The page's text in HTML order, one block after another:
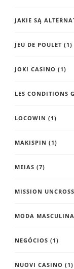
JAKIE SĄ
JEU DE POULET (1)
JOKI CASINO (1)
LES CONDITIONS
LOCOWIN (1)
MAKISPIN (1)
MEIAS (7)
MISSION
MODA MASCULINA
NEGÓCIOS (1)
NUOVI CASINO (1)